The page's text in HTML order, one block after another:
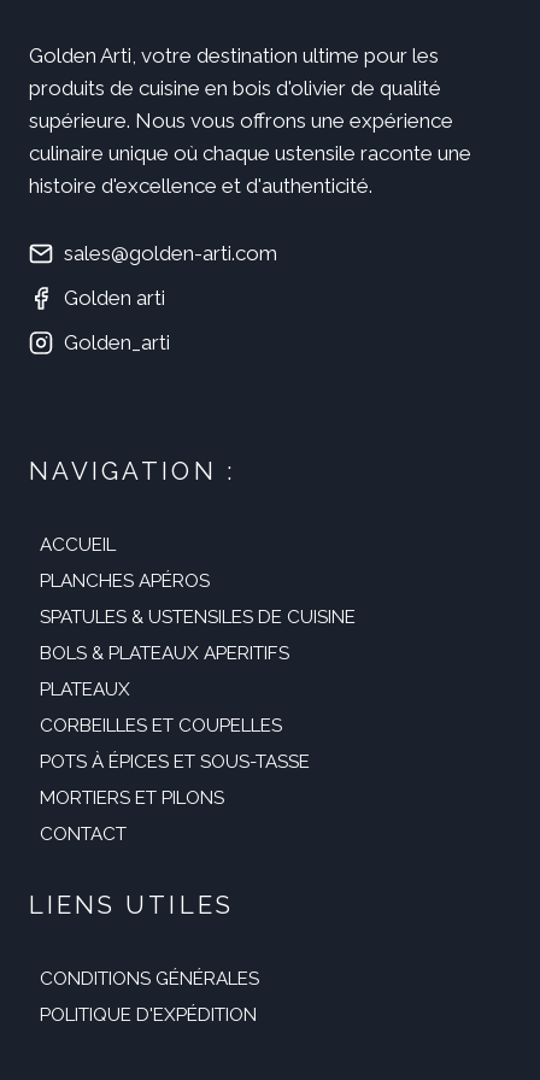
Golden Arti, votre destination ultime pour les
produits de cuisine en bois d'olivier de qualité
supérieure. Nous vous offrons une expérience
culinaire unique où chaque ustensile raconte une
histoire d'excellence et d'authenticité.
sales@golden-arti.com
Golden arti
Golden_arti
NAVIGATION :
ACCUEIL
PLANCHES APÉROS
SPATULES & USTENSILES DE CUISINE
BOLS & PLATEAUX APERITIFS
PLATEAUX
CORBEILLES ET COUPELLES
POTS À ÉPICES ET SOUS-TASSE
MORTIERS ET PILONS
CONTACT
LIENS UTILES
CONDITIONS GÉNÉRALES
POLITIQUE D'EXPÉDITION